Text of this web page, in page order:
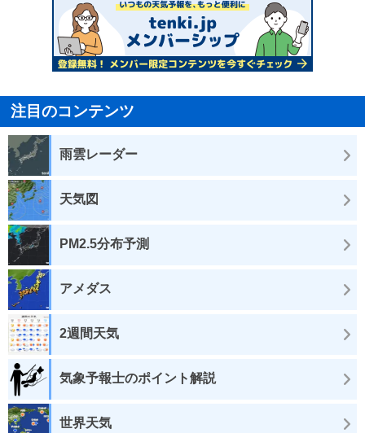
注目のコンテンツ
雨雲レーダー
天気図
PM2.5分布予測
アメダス
2週間天気
気象予報士のポイント解説
世界天気